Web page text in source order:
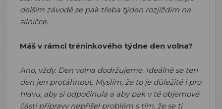
delším závodě se pak třeba týden rozjíždím na
silničce.
Máš v rámci tréninkového týdne den volna?
Ano, vždy. Den volna dodržujeme. Ideálně se ten
den jen protáhnout. Myslím, že to je důležité i pro
hlavu, aby si odpočinula a aby pak v té objemové
části přípravy nepřišel problém s tím, že se ti